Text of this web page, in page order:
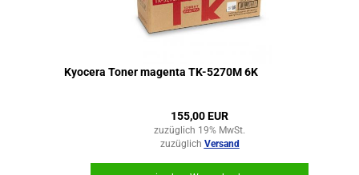
Kyocera Toner magenta TK-5270M 6K
155,00 EUR
zuzüglich 19% MwSt.
zuzüglich Versand